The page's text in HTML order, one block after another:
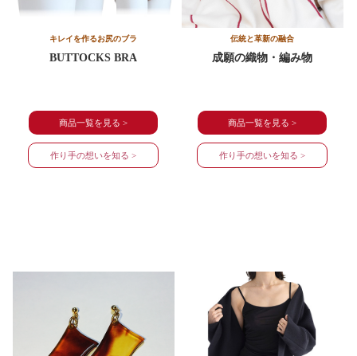
キレイを作るお尻のブラ
BUTTOCKS BRA
商品一覧を見る >
作り手の想いを知る >
伝統と革新の融合
成願の織物・編み物
商品一覧を見る >
作り手の想いを知る >